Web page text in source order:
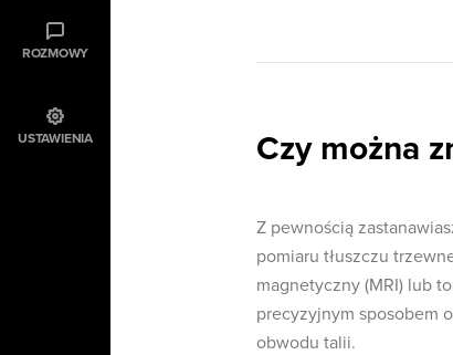
ROZMOWY
USTAWIENIA Czy można
Z pewnością
pomiaru tłuszczu
magnetyczny (MRI) lub
precyzyjnym sposobem
obwodu talii.